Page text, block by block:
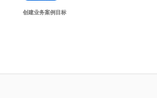
创建业务案例目标